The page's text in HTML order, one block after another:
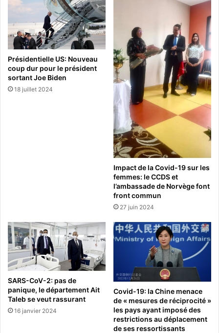
Présidentielle US: Nouveau
coup dur pour le président
sortant Joe Biden
18 juillet 2024
Impact de la Covid-19 sur les
femmes: le CCDS et
l’ambassade de Norvège font
front commun
27 juin 2024
SARS-CoV-2: pas de
panique, le département Ait
Taleb se veut rassurant
16 janvier 2024
Covid-19: la Chine menace
de « mesures de réciprocité »
les pays ayant imposé des
restrictions au déplacement
de ses ressortissants